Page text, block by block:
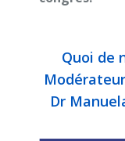
Quoi de
Dr